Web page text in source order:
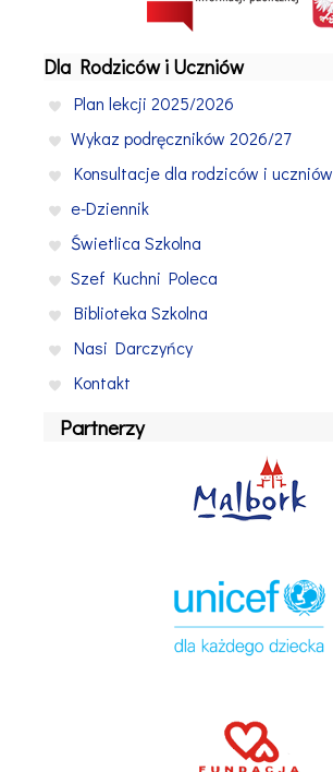
Dla Rodziców i Uczniów
Plan lekcji 2025/2026
Wykaz podręczników 2026/27
Konsultacje dla rodziców i uczniów
e-Dziennik
Świetlica Szkolna
Szef Kuchni Poleca
Biblioteka Szkolna
Nasi Darczyńcy
Kontakt
Partnerzy